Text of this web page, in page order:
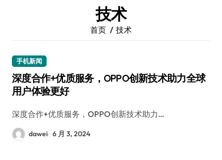
技术
首页 技术
手机新闻
深度合作+优质服务，OPPO创新技术助力全球
用户体验更好
深度合作+优质服务，OPPO创新技术助力…
dawei 6 月 3, 2024